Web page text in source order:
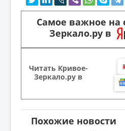
Самое важное на
Зеркало.ру в
Читать Кривое-
Зеркало.ру в
Похожие новости